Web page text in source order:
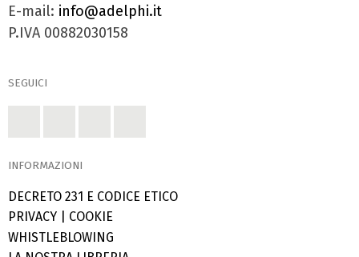
E-mail: info@adelphi.it
P.IVA 00882030158
SEGUICI
INFORMAZIONI
DECRETO 231 E CODICE ETICO
PRIVACY
COOKIE
WHISTLEBLOWING